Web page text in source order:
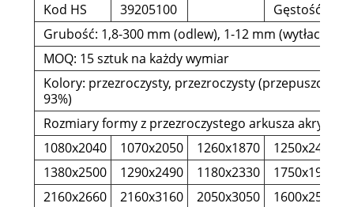
Kod HS
39205100 Gęstość
Grubość: 1,8-300 mm (odlew), 1-12 mm (wytłaczany)
MOQ: 15 sztuk na każdy wymiar
Kolory: przezroczysty, przezroczysty
93%)
Rozmiary formy z przezroczystego arkusza
1080x2040
1070x2050 1260x1870 1250x2470
1380x2500
1290x2490 1180x2330 1750x1950
2160x2660
2160x3160 2050x3050 1600x2560